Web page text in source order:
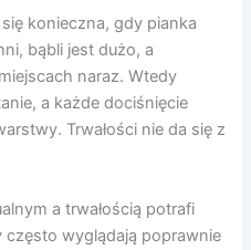
konieczna, gdy pianka
bąbli jest dużo, a
naraz. Wtedy
a każde dociśnięcie
Trwałości nie da się z
a trwałością potrafi
często wyglądają poprawnie